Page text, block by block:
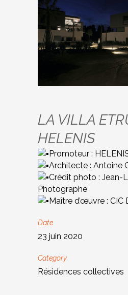
LA VILLA
HELENIS
Promoteur :
Architecte : Antoine
Crédit photo : Jean-
Photographe
Maître d’œuvre : CIC
Date
23 juin 2020
Category
Résidences collectives